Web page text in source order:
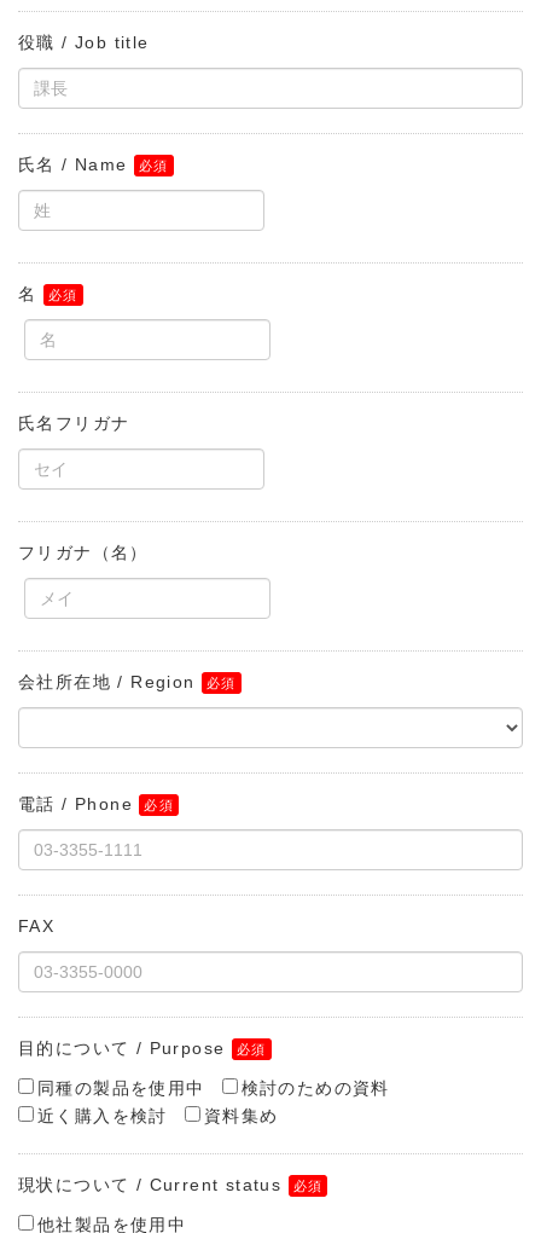
役職 / Job title
氏名 / Name
名
氏名フリガナ
フリガナ（名）
会社所在地 / Region
電話 / Phone
FAX
目的について / Purpose
同種の製品を使用中
検討のための資料
近く購入を検討
資料集め
現状について / Current status
他社製品を使用中